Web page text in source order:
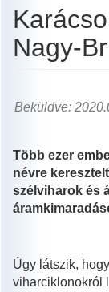
Nagy-
Beküldve:
Több ezer
névre
szélviharok és
Úgy látszik,
viharciklonokról